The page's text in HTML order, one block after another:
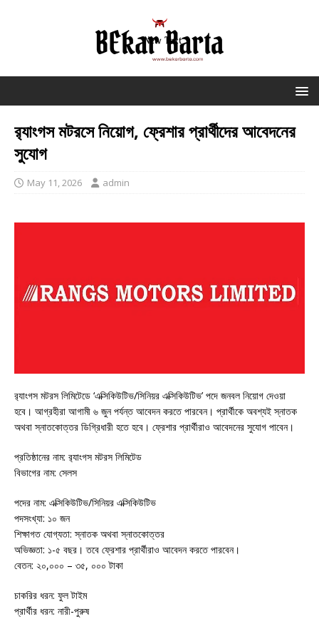
র‌্যাংগস মটরসে নিয়োগ, ফ্রেশার প্রার্থীদের আবেদনের
সুযোগ
May 11, 2026 admin
র‌্যাংগস মটরস লিমিটেডে ‘এক্সিকিউটিভ/সিনিয়র এক্সিকিউটিভ’ পদে জনবল নিয়োগ দেওয়া
হবে। আগ্রহীরা আগামী ৬ জুন পর্যন্ত আবেদন করতে পারবেন। প্রার্থীকে অবশ্যই স্নাতক
অথবা স্নাতকোত্তর ডিগ্রিধারী হতে হবে। ফ্রেশার প্রার্থীরাও আবেদনের সুযোগ পাবেন।
প্রতিষ্ঠানের নাম: র‌্যাংগস মটরস লিমিটেড
বিভাগের নাম: সেলস
পদের নাম: এক্সিকিউটিভ/সিনিয়র এক্সিকিউটিভ
পদসংখ্যা: ১০ জন
শিক্ষাগত যোগ্যতা: স্নাতক অথবা স্নাতকোত্তর
অভিজ্ঞতা: ১-৫ বছর। তবে ফ্রেশার প্রার্থীরাও আবেদন করতে পারবেন।
বেতন: ২০,০০০ – ৩৫, ০০০ টাকা
চাকরির ধরন: ফুল টাইম
প্রার্থীর ধরন: নারী-পুরুষ